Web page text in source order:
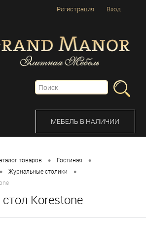
Вход
Регистрация
МЕБЕЛЬ В НАЛИЧИИ
товаров • Гостиная •
• Журнальные столики •
Korestone